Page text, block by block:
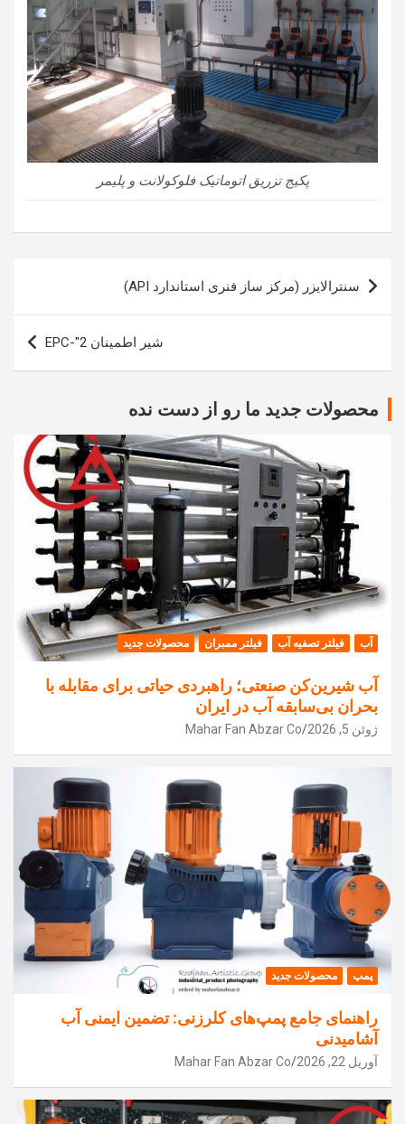
پکیج تزریق اتوماتیک فلوکولانت و پلیمر
راهبری
نوشته
سنترالایزر (مرکز ساز فنری استاندارد API)
شیر اطمینان 2″-EPC
محصولات جدید ما رو از دست نده
آب فیلتر تصفیه آب فیلتر ممبران محصولات جدید
آب شیرین‌کن صنعتی؛ راهبردی حیاتی برای مقابله با
بحران بی‌سابقه آب در ایران
ژوئن 5, 2026 Mahar Fan Abzar Co
پمپ محصولات جدید
راهنمای جامع پمپ‌های کلرزنی: تضمین ایمنی آب
آشامیدنی
آوریل 22, 2026 Mahar Fan Abzar Co